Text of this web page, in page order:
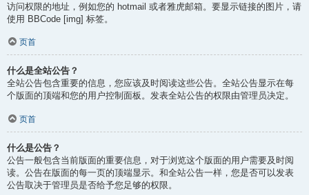
访问权限的地址，例如您的 hotmail 或者雅虎邮箱。要显示链接的图片，请
使用 BBCode [img] 标签。
页首
什么是全站公告？
全站公告包含重要的信息，您应该及时阅读这些公告。全站公告显示在每
个版面的顶端和您的用户控制面板。发表全站公告的权限由管理员决定。
页首
什么是公告？
公告一般包含当前版面的重要信息，对于浏览这个版面的用户需要及时阅
读。公告在版面的每一页的顶端显示。和全站公告一样，您是否可以发表
公告取决于管理员是否给予您足够的权限。